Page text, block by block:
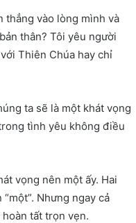
thẳng vào lòng mình và
thân? Tôi yêu người
Thiên Chúa hay chỉ
ta sẽ là một khát vọng
tình yêu không điều
vọng nên một ấy. Hai
Nhưng ngay cả
tất trọn vẹn.